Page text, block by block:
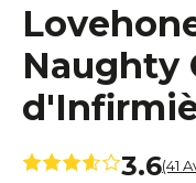
Naughty
3.6(41